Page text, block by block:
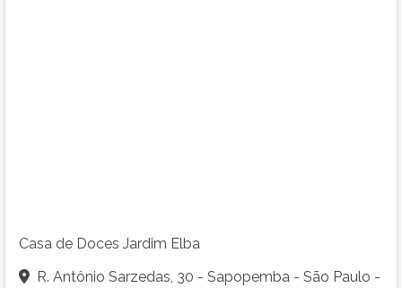
Casa de Doces Jardim Elba
R. Antônio Sarzedas, 30 - Sapopemba - São Paulo -